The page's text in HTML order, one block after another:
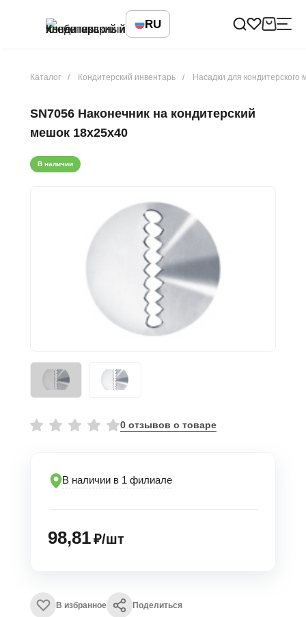
RU
Каталог Кондитерский инвентарь Насадки для кондитерского
SN7056 Наконечник на кондитерский
мешок 18х25х40
В наличии
0 отзывов о товаре
В наличии в 1 филиале
98,81₽/шт
В избранное Поделиться